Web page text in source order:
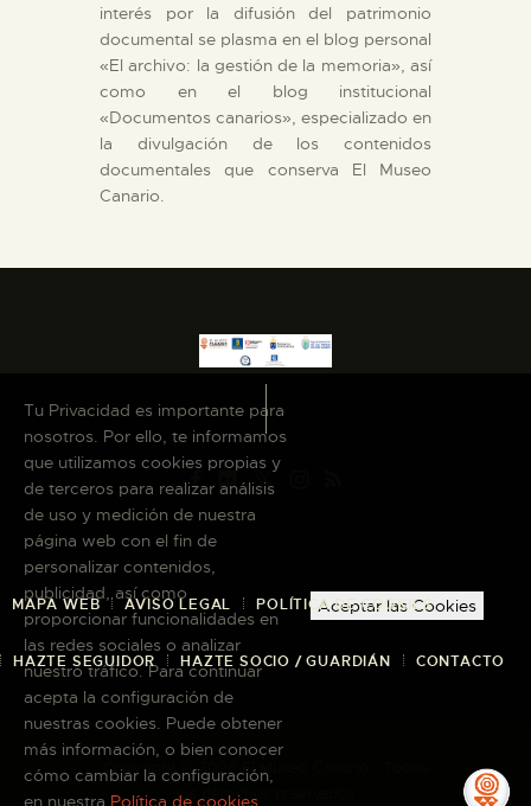
interés por la difusión del patrimonio
documental se plasma en el blog personal
«El archivo: la gestión de la memoria», así
como en el blog institucional
«Documentos canarios», especializado en
la divulgación de los contenidos
documentales que conserva El Museo
Canario.
MAPA WEB AVISO LEGAL POLÍTICA DE COOKIES
HAZTE SEGUIDOR HAZTE SOCIO / GUARDIÁN CONTACTO
Copyright © 2026 El Museo Canario · Todos
los derechos reservados
Tu Privacidad es importante para
nosotros. Por ello, te informamos
que utilizamos cookies propias y
de terceros para realizar análisis
de uso y medición de nuestra
página web con el fin de
personalizar contenidos,
publicidad, así como
proporcionar funcionalidades en
las redes sociales o analizar
nuestro tráfico. Para continuar
acepta la configuración de
nuestras cookies. Puede obtener
más información, o bien conocer
cómo cambiar la configuración,
en nuestra Política de cookies
Aceptar las Cookies